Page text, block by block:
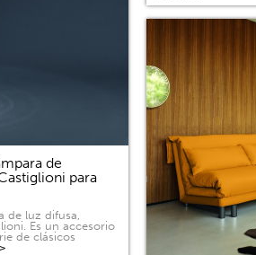
de
para
de luz difusa,
Es un accesorio
de clásicos
>